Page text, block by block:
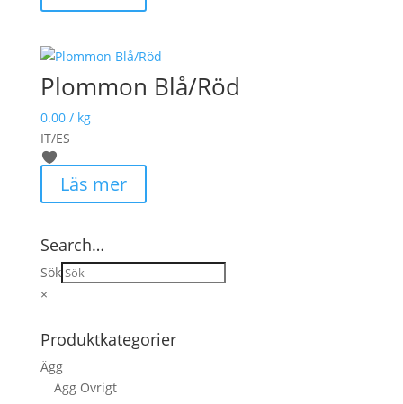
Plommon Blå/Röd
0.00/ kg
IT/ES
Läs mer
Search…
Sök
×
Produktkategorier
Ägg
Ägg Övrigt